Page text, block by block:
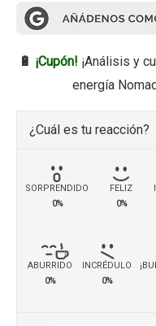
🔋 ¡Cupón! ¡Análisis y
energía
¿Cuál es tu reacción?
SORPRENDIDO
0%
FELIZ
0%
ABURRIDO
0%
INCRÉDULO
0%